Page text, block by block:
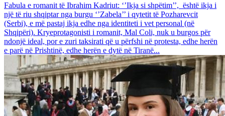
Fabula e romanit të Ibrahim Kadriut: ‘’Ikja si shpëtim’’, është ikja i
një të riu shqiptar nga burgu ‘’Zabela’’ i qytetit të Pozharevcit
(Serbi), e më pastaj ikja edhe nga identiteti i vet personal (në
Shqipëri). Kryeprotagonisti i romanit, Mal Coli, nuk u burgos për
ndonjë ideal, por e zuri taksirati që u përfshi në protesta, edhe herën
e parë në Prishtinë, edhe herën e dytë në Tiranë...